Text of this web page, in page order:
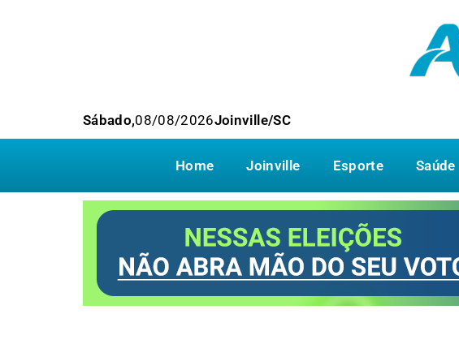
Sábado,08/08/2026Joinville/SC
Home Joinville Esporte Saúde